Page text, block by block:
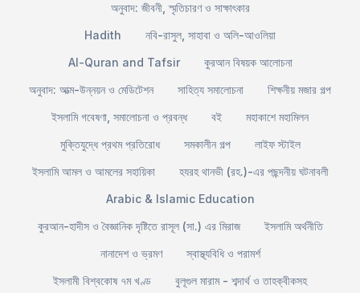
অনুবাদ: জীবনী, স্মৃতিচারণ ও সাক্ষাৎকার
Hadith
নবি-রাসুল, সাহাবা ও অলি-আওলিয়া
Al-Quran and Tafsir
কুরআন বিষয়ক আলোচনা
অনুবাদ: আত্ম-উন্নয়ন ও মেডিটেশন
সাহিত্য সমালোচনা
শিক্ষনীয় মজার গল্প
ইসলামি গবেষণা, সমালোচনা ও প্রবন্ধ
বই
মহাকাশে মহামিলন
মুক্তিযুদ্ধে প্রথম প্রতিরোধ
সমকালীন গল্প
লাইফ স্টাইল
ইসলামি আমল ও আমলের সহায়িকা
হযরহ থানভী (রহ.)-এর পছন্দনীয় ঘটনাবলী
Arabic & Islamic Education
কুরআন-হাদীস ও বৈজ্ঞানিক দৃষ্টিতে রাসূল (সা.) এর মিরাজ
ইসলামি অর্থনীতি
নানাদেশ ও ভ্রমণ
স্বাস্থ্যবিধি ও পরামর্শ
ইসলামী বিশ্বকোষ ৭ম খণ্ড
বুলূগুল মারাম - শব্দার্থ ও তাহক্বীকসহ